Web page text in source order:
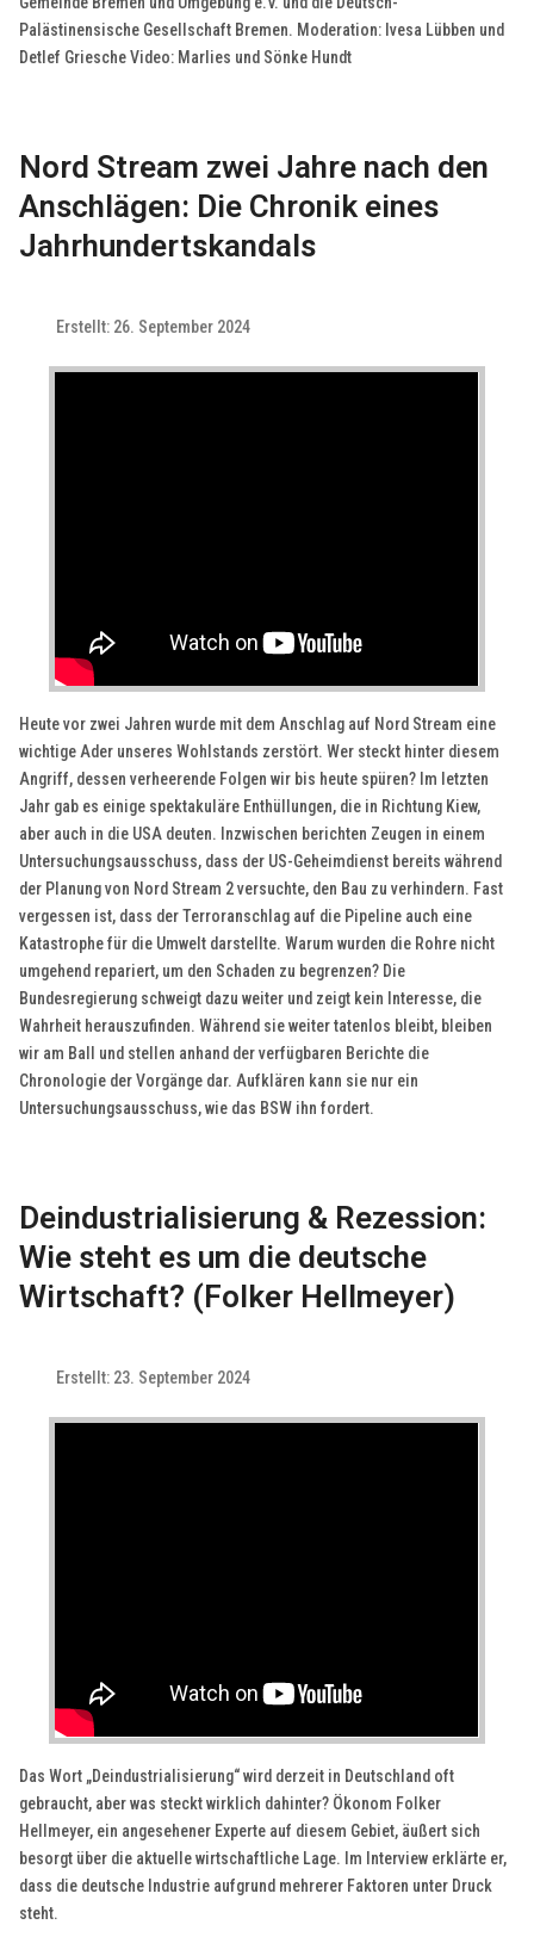
Palästinensische Gesellschaft Bremen. Moderation: Ivesa Lübben und
Detlef Griesche Video: Marlies und Sönke Hundt
Nord Stream zwei Jahre nach den
Anschlägen: Die Chronik eines
Jahrhundertskandals
Erstellt: 26. September 2024
Heute vor zwei Jahren wurde mit dem Anschlag auf Nord Stream eine
wichtige Ader unseres Wohlstands zerstört. Wer steckt hinter diesem
Angriff, dessen verheerende Folgen wir bis heute spüren? Im letzten
Jahr gab es einige spektakuläre Enthüllungen, die in Richtung Kiew,
aber auch in die USA deuten. Inzwischen berichten Zeugen in einem
Untersuchungsausschuss, dass der US-Geheimdienst bereits während
der Planung von Nord Stream 2 versuchte, den Bau zu verhindern. Fast
vergessen ist, dass der Terroranschlag auf die Pipeline auch eine
Katastrophe für die Umwelt darstellte. Warum wurden die Rohre nicht
umgehend repariert, um den Schaden zu begrenzen? Die
Bundesregierung schweigt dazu weiter und zeigt kein Interesse, die
Wahrheit herauszufinden. Während sie weiter tatenlos bleibt, bleiben
wir am Ball und stellen anhand der verfügbaren Berichte die
Chronologie der Vorgänge dar. Aufklären kann sie nur ein
Untersuchungsausschuss, wie das BSW ihn fordert.
Deindustrialisierung & Rezession:
Wie steht es um die deutsche
Wirtschaft? (Folker Hellmeyer)
Erstellt: 23. September 2024
Das Wort „Deindustrialisierung“ wird derzeit in Deutschland oft
gebraucht, aber was steckt wirklich dahinter? Ökonom Folker
Hellmeyer, ein angesehener Experte auf diesem Gebiet, äußert sich
besorgt über die aktuelle wirtschaftliche Lage. Im Interview erklärte er,
dass die deutsche Industrie aufgrund mehrerer Faktoren unter Druck
steht.